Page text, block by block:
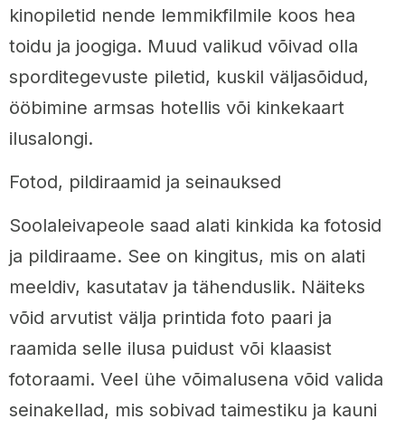
kinopiletid nende lemmikfilmile koos hea
toidu ja joogiga. Muud valikud võivad olla
sporditegevuste piletid, kuskil väljasõidud,
ööbimine armsas hotellis või kinkekaart
ilusalongi.
Fotod, pildiraamid ja seinauksed
Soolaleivapeole saad alati kinkida ka fotosid
ja pildiraame. See on kingitus, mis on alati
meeldiv, kasutatav ja tähenduslik. Näiteks
võid arvutist välja printida foto paari ja
raamida selle ilusa puidust või klaasist
fotoraami. Veel ühe võimalusena võid valida
seinakellad, mis sobivad taimestiku ja kauni